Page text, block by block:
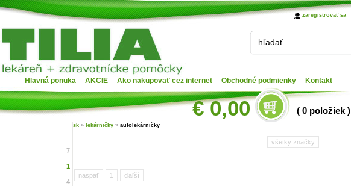
zaregistrovať sa
Hlavná ponuka AKCIE Ako nakupovať cez internet Obchodné podmienky Kontakt
€ 0,00 ( 0 položiek )
hľadať ...
sk » lekárničky » autolekárničky
všetky značky
naspäť 1 ďaľší
7
1
4